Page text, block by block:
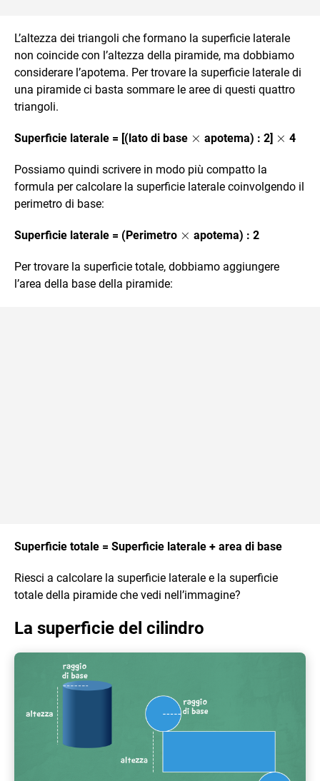
L’altezza dei triangoli che formano la superficie laterale
non coincide con l’altezza della piramide, ma dobbiamo
considerare l’apotema. Per trovare la superficie laterale di
una piramide ci basta sommare le aree di questi quattro
triangoli.
Superficie laterale = [(lato di base \times
× apotema) : 2] \times
× 4
Possiamo quindi scrivere in modo più compatto la
formula per calcolare la superficie laterale coinvolgendo il
perimetro di base:
Superficie laterale = (Perimetro \times
× apotema) : 2
Per trovare la superficie totale, dobbiamo aggiungere
l’area della base della piramide:
Superficie totale = Superficie laterale + area di base
Riesci a calcolare la superficie laterale e la superficie
totale della piramide che vedi nell’immagine?
La superficie del cilindro